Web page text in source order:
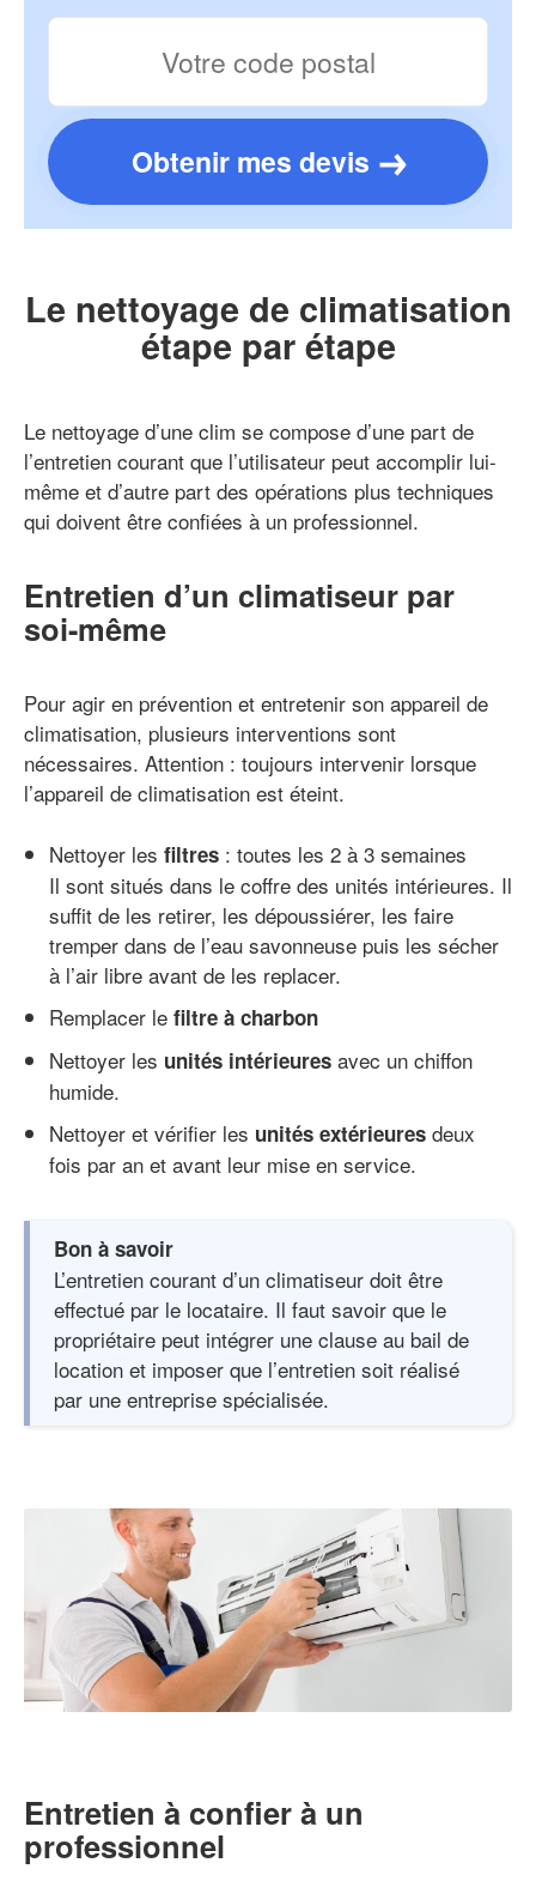
Obtenir mes devis
Le nettoyage de climatisation
étape par étape
Le nettoyage d’une clim se compose d’une part de
l’entretien courant que l’utilisateur peut accomplir lui-
même et d’autre part des opérations plus techniques
qui doivent être confiées à un professionnel.
Entretien d’un climatiseur par
soi-même
Pour agir en prévention et entretenir son appareil de
climatisation, plusieurs interventions sont
nécessaires. Attention : toujours intervenir lorsque
l’appareil de climatisation est éteint.
Nettoyer les filtres : toutes les 2 à 3 semaines
Il sont situés dans le coffre des unités intérieures. Il
suffit de les retirer, les dépoussiérer, les faire
tremper dans de l’eau savonneuse puis les sécher
à l’air libre avant de les replacer.
Remplacer le filtre à charbon
Nettoyer les unités intérieures avec un chiffon
humide.
Nettoyer et vérifier les unités extérieures deux
fois par an et avant leur mise en service.
Bon à savoir
L’entretien courant d’un climatiseur doit être
effectué par le locataire. Il faut savoir que le
propriétaire peut intégrer une clause au bail de
location et imposer que l’entretien soit réalisé
par une entreprise spécialisée.
Entretien à confier à un
professionnel